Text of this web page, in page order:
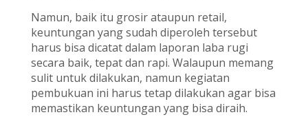
Namun, baik itu grosir ataupun retail,
keuntungan yang sudah diperoleh tersebut
harus bisa dicatat dalam laporan laba rugi
secara baik, tepat dan rapi. Walaupun memang
sulit untuk dilakukan, namun kegiatan
pembukuan ini harus tetap dilakukan agar bisa
memastikan keuntungan yang bisa diraih.